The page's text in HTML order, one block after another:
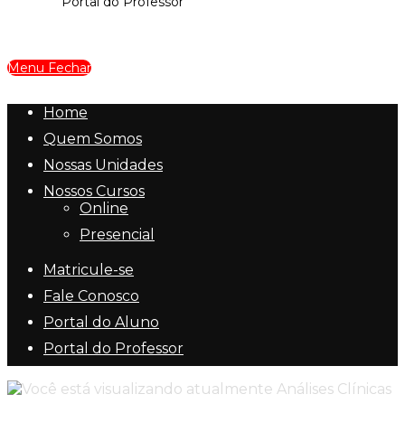
Menu Fechar
Home
Quem Somos
Nossas Unidades
Nossos Cursos
Online
Presencial
Matricule-se
Fale Conosco
Portal do Aluno
Portal do Professor